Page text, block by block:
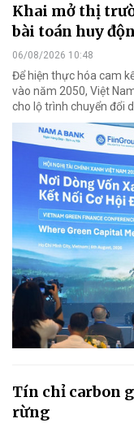
Khai mở thị
bài toán huy
06/08/2026 10:48
Để hiện thực hóa cam
vào năm 2050, Việt
cho lộ trình chuyển đổi
Tín chỉ carbon
rừng